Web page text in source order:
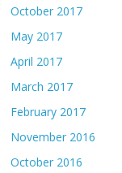
October 2017
May 2017
April 2017
March 2017
February 2017
November 2016
October 2016